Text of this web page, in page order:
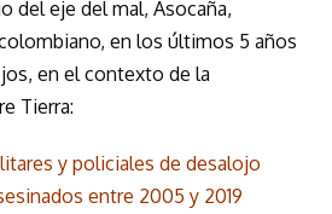
del eje del mal, Asocaña,
en los últimos 5 años
en el contexto de la
Tierra:
y policiales de desalojo
entre 2005 y 2019